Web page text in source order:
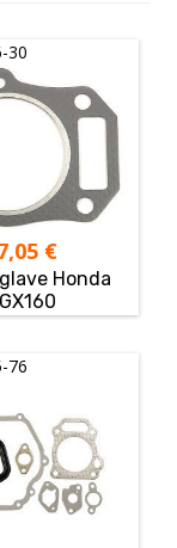
30
€
Honda
GX160
76